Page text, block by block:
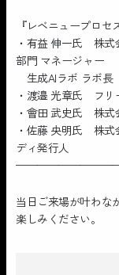
『レベニュープロセ
・有益 伸一氏 株式
部門 マネージャー
生成AIラボ ラボ長
・渡邉 光章氏 フリ
・會田 武史氏 株式
・佐藤 央明氏 株式
ディ発行人
当日ご来場が叶わな
楽しみください。